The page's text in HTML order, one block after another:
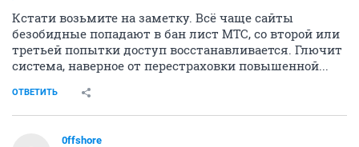
Кстати возьмите на заметку. Всё чаще сайты
безобидные попадают в бан лист МТС, со второй или
третьей попытки доступ восстанавливается. Глючит
система, наверное от перестраховки повышенной...
ОТВЕТИТЬ
0ffshore